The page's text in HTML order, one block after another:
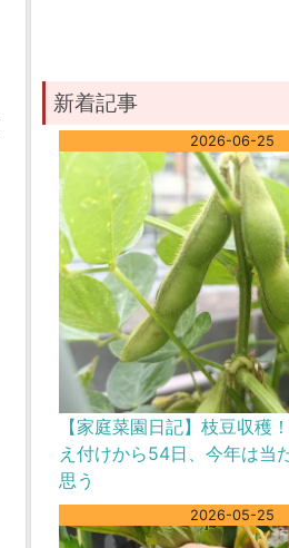
新着記事
2026-06-25
【家庭菜園日記】枝豆収穫
え付けから54日、今年は当
思う
2026-05-25